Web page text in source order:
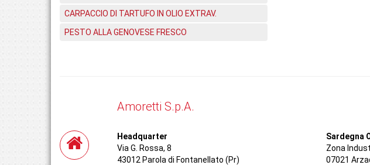
CARPACCIO DI TARTUFO IN OLIO EXTRAV.
PESTO ALLA GENOVESE FRESCO
Amoretti S.p.A.
Headquarter
Via G. Rossa, 8
43012 Parola di Fontanellato (Pr)
Sardegna
Zona
07021